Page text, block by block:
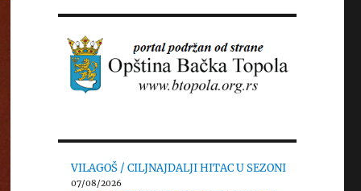
VILAGOŠ / CILJNAJDALJI HITAC U SEZONI
07/08/2026